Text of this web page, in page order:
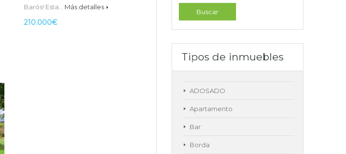
Barós! Esta… Más detalles
210.000€
Tipos de inmuebles
ADOSADO
Apartamento
Bar
Borda